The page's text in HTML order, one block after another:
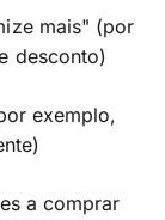
mais" (por
desconto)
exemplo,
a comprar